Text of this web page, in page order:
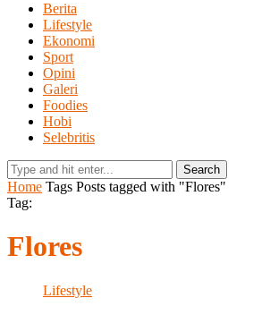
Berita
Lifestyle
Ekonomi
Sport
Opini
Galeri
Foodies
Hobi
Selebritis
Search
Home Tags Posts tagged with "Flores"
Tag:
Flores
Lifestyle